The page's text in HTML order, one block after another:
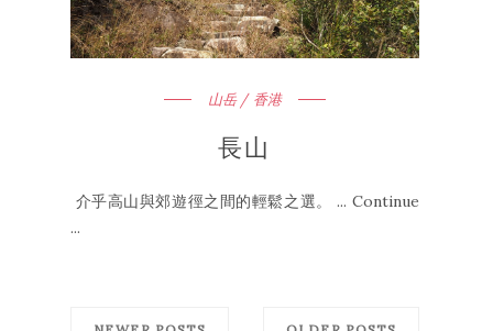
山岳 / 香港
長山
介乎高山與郊遊徑之間的輕鬆之選。 ... Continue
...